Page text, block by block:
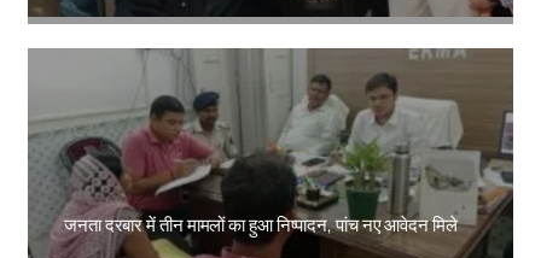
Amit Lekh
जनता दरबार में तीन मामलों का हुआ निष्पादन, पांच नए आवेदन मिले